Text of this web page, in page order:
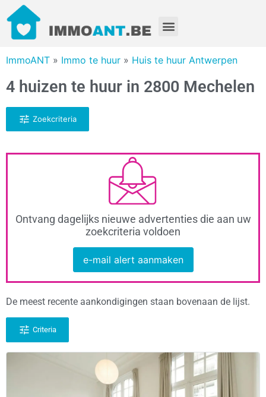
ImmoANT » Immo te huur » Huis te huur Antwerpen
4 huizen te huur in 2800 Mechelen
Zoekcriteria
Ontvang dagelijks nieuwe advertenties die aan uw
zoekcriteria voldoen
e-mail alert aanmaken
De meest recente aankondigingen staan bovenaan de lijst.
Criteria